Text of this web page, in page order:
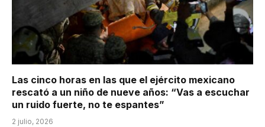
Las cinco horas en las que el ejército mexicano
rescató a un niño de nueve años: “Vas a escuchar
un ruido fuerte, no te espantes”
2 julio, 2026